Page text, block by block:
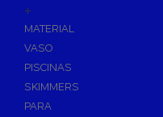
+
MATERIAL
VASO
PISCINAS
SKIMMERS
PARA